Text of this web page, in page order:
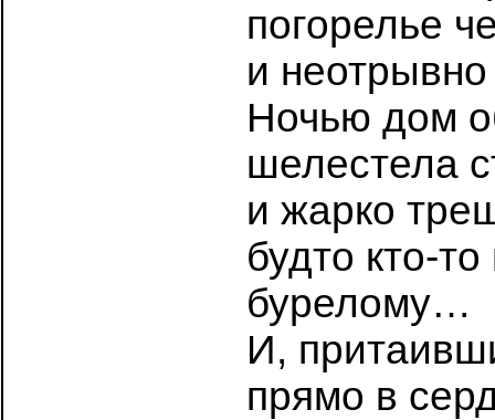
погорелье
и
Ночью дом
шелестела
и жарко
будто кто-
бурелому…
И,
прямо в